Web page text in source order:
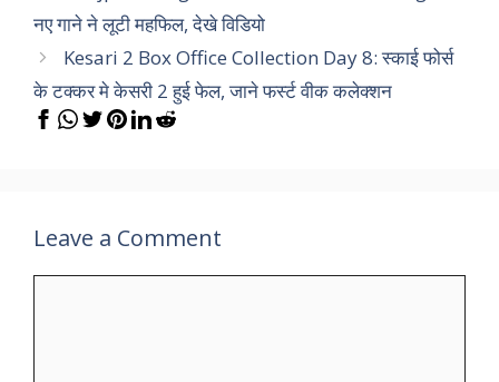
नए गाने ने लूटी महफिल, देखे विडियो
Kesari 2 Box Office Collection Day 8: स्काई फोर्स
के टक्कर मे केसरी 2 हुई फेल, जाने फर्स्ट वीक कलेक्शन
Leave a Comment